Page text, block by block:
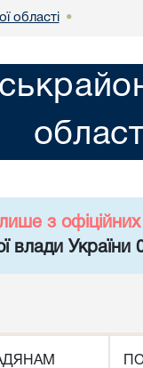
області •
з
влади України